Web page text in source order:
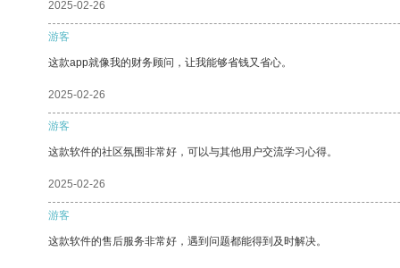
2025-02-26
游客
这款app就像我的财务顾问，让我能够省钱又省心。
2025-02-26
游客
这款软件的社区氛围非常好，可以与其他用户交流学习心得。
2025-02-26
游客
这款软件的售后服务非常好，遇到问题都能得到及时解决。